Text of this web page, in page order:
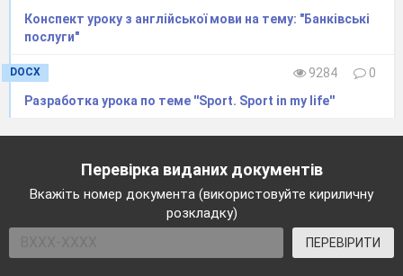
Конспект уроку з англійської мови на тему: "Банківські
послуги"
DOCX 9284
0
Разработка урока по теме ''Sport. Sport in my life''
Перевірка виданих документів
Вкажіть номер документа (використовуйте кириличну
розкладку)
ПЕРЕВІРИТИ